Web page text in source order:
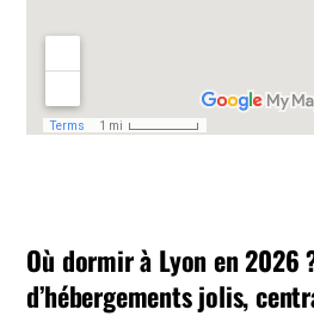
Où dormir à Lyon en 2026
d’hébergements jolis,